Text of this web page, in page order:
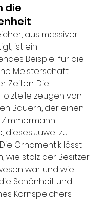
die
aus massiver
ist ein
Beispiel für die
Meisterschaft
Zeiten. Die
zeugen von
Bauern, der einen
Juwel zu
Ornamentik lässt
wie stolz der Besitzer
war und wie
Schönheit und
Kornspeichers